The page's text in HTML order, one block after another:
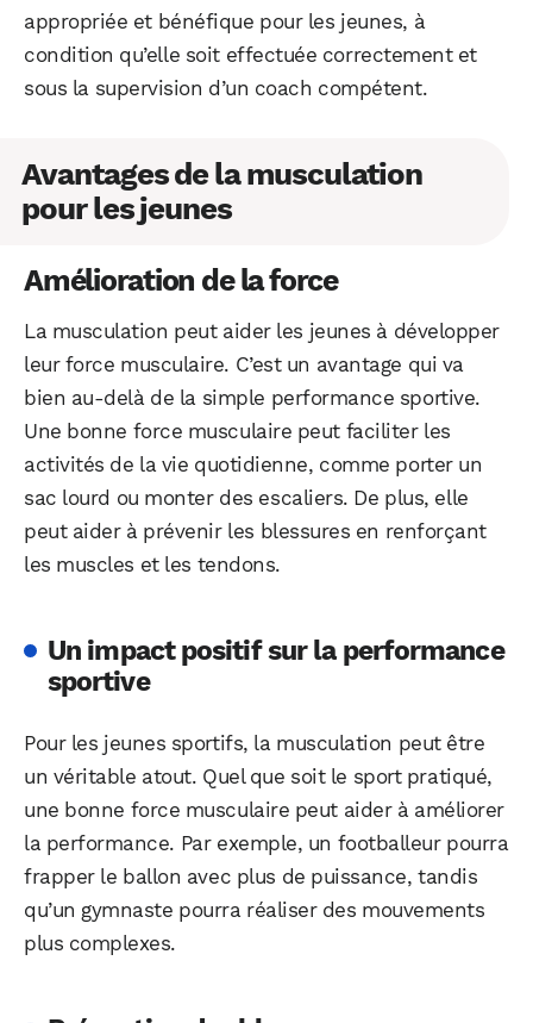
appropriée et bénéfique pour les jeunes, à
condition qu’elle soit effectuée correctement et
sous la supervision d’un coach compétent.
Avantages de la musculation
pour les jeunes
Amélioration de la force
La musculation peut aider les jeunes à développer
leur force musculaire. C’est un avantage qui va
bien au-delà de la simple performance sportive.
Une bonne force musculaire peut faciliter les
activités de la vie quotidienne, comme porter un
sac lourd ou monter des escaliers. De plus, elle
peut aider à prévenir les blessures en renforçant
les muscles et les tendons.
Un impact positif sur la performance
sportive
Pour les jeunes sportifs, la musculation peut être
un véritable atout. Quel que soit le sport pratiqué,
une bonne force musculaire peut aider à améliorer
la performance. Par exemple, un footballeur pourra
frapper le ballon avec plus de puissance, tandis
qu’un gymnaste pourra réaliser des mouvements
plus complexes.
WhatsApp Email